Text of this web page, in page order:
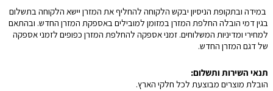
תנאי השירות ותשלום:
הובלת מוצרים מבוצעת לכל חלקי הארץ.
במידה ובתקופת הניסיון יבקש הלקוחה להחליף את המזרן יישא הלקוחה בתשלום
בגין דמי הובלה החלפת המזרן במזומן למובילים באספקת המזרן החדש. ובהתאם
למחירי ומדיניות המשלוחים. זמני אספקה להחלפת המזרן כפופים לזמני אספקה
של דגם המזרן החדש.